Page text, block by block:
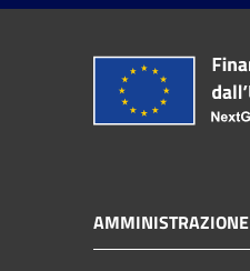
AMMINISTRAZIONE